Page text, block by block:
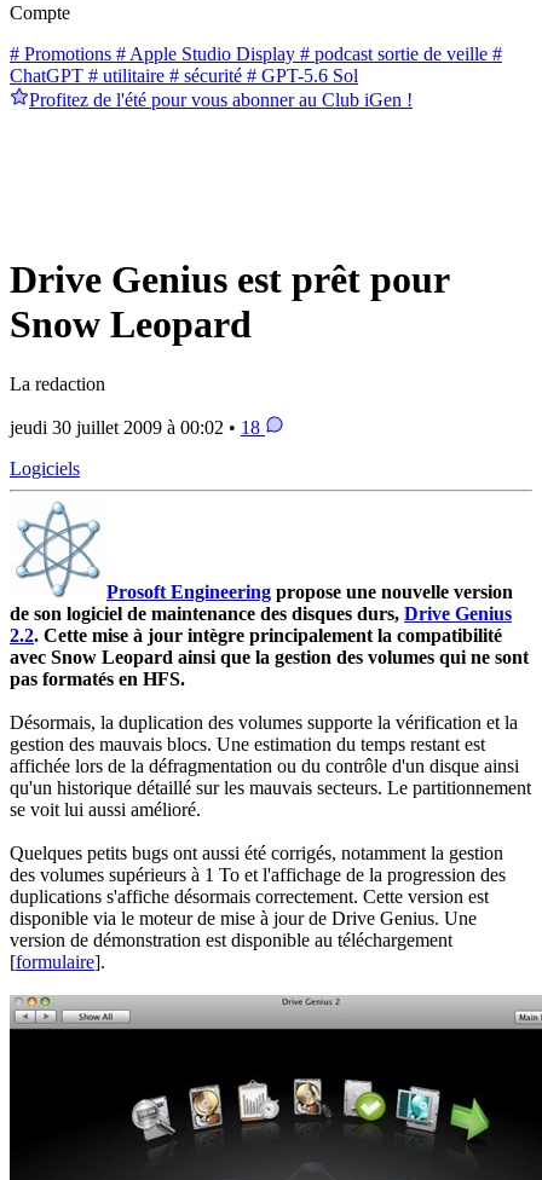
Compte
# Promotions # Apple Studio Display # podcast sortie de veille #
ChatGPT # utilitaire # sécurité # GPT-5.6 Sol
Profitez de l'été pour vous abonner au Club iGen !
Drive Genius est prêt pour
Snow Leopard
La redaction
jeudi 30 juillet 2009 à 00:02 • 18
Logiciels
Prosoft Engineering propose une nouvelle version
de son logiciel de maintenance des disques durs, Drive Genius
2.2. Cette mise à jour intègre principalement la compatibilité
avec Snow Leopard ainsi que la gestion des volumes qui ne sont
pas formatés en HFS.
Désormais, la duplication des volumes supporte la vérification et la
gestion des mauvais blocs. Une estimation du temps restant est
affichée lors de la défragmentation ou du contrôle d'un disque ainsi
qu'un historique détaillé sur les mauvais secteurs. Le partitionnement
se voit lui aussi amélioré.
Quelques petits bugs ont aussi été corrigés, notamment la gestion
des volumes supérieurs à 1 To et l'affichage de la progression des
duplications s'affiche désormais correctement. Cette version est
disponible via le moteur de mise à jour de Drive Genius. Une
version de démonstration est disponible au téléchargement
[formulaire].